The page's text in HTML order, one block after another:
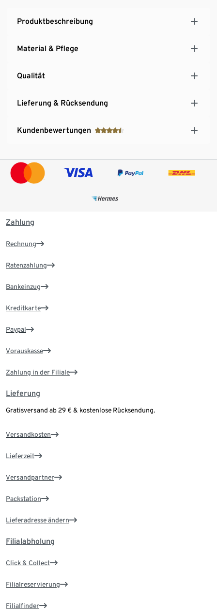
Produktbeschreibung
Material & Pflege
Qualität
Lieferung & Rücksendung
Kundenbewertungen
Zahlung
Rechnung
Ratenzahlung
Bankeinzug
Kreditkarte
Paypal
Vorauskasse
Zahlung in der Filiale
Lieferung
Gratisversand ab 29 € & kostenlose Rücksendung.
Versandkosten
Lieferzeit
Versandpartner
Packstation
Lieferadresse ändern
Filialabholung
Click & Collect
Filialreservierung
Filialfinder